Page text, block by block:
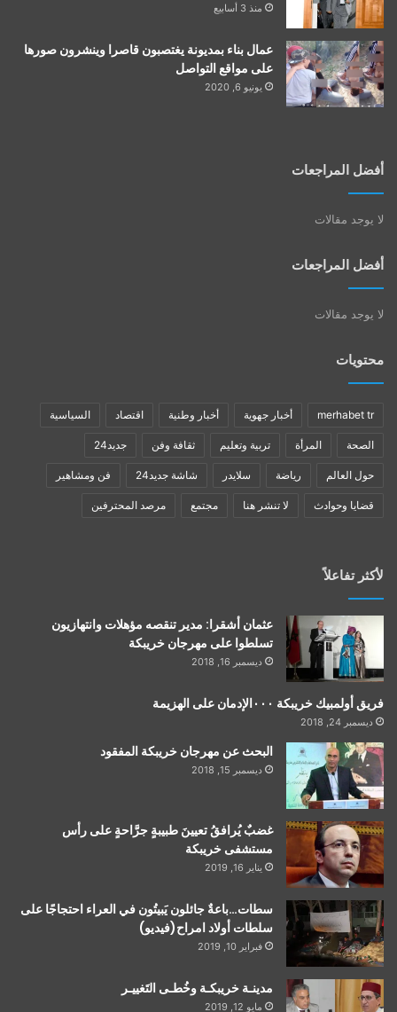
منذ 3 أسابيع
عمال بناء بمديونة يغتصبون قاصرا وينشرون صورها
على مواقع التواصل
يونيو 6, 2020
أفضل المراجعات
لا يوجد مقالات
أفضل المراجعات
لا يوجد مقالات
محتويات
merhabet tr أخبار جهوية أخبار وطنية اقتصاد السياسية
الصحة المرأة تربية وتعليم ثقافة وفن جديد24
حول العالم رياضة سلايدر شاشة جديد24 فن ومشاهير
قضايا وحوادث لا تنشر هنا مجتمع مرصد المحترفين
لأكثر تفاعلاً
عثمان أشقرا: مدير تنقصه مؤهلات وانتهازيون
تسلطوا على مهرجان خريبكة
ديسمبر 16, 2018
فريق أولمبيك خريبكة ٠٠٠الإدمان على الهزيمة
ديسمبر 24, 2018
البحث عن مهرجان خريبكة المفقود
ديسمبر 15, 2018
غضبٌ يُرافقُ تعيينَ طبيبةٍ جرَّاحةٍ على رأس
مستشفى خريبكة
يناير 16, 2019
سطات…باعةٌ جائلون يَبيتُون في العراء احتجاجًا على
سلطات أولاد امراح(فيديو)
فبراير 10, 2019
مدينـة خريبكـة وخُطـى التَغييـر
مايو 12, 2019